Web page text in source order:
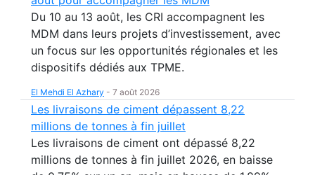
Du 10 au 13 août, les CRI accompagnent les
MDM dans leurs projets d’investissement, avec
un focus sur les opportunités régionales et les
dispositifs dédiés aux TPME.
El Mehdi El Azhary - 7 août 2026
Les livraisons de ciment dépassent 8,22
millions de tonnes à fin juillet
Les livraisons de ciment ont dépassé 8,22
millions de tonnes à fin juillet 2026, en baisse